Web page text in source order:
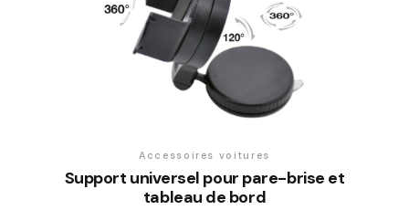
Accessoires voitures
Support universel pour pare-brise et
tableau de bord